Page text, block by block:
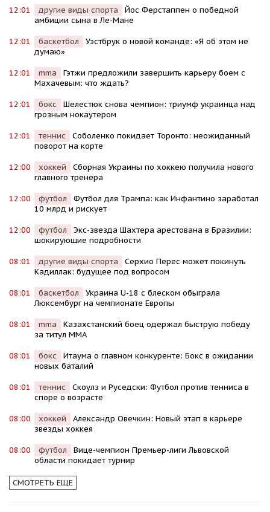
12:01 другие виды спорта
Йос Ферстаппен о победной
амбиции сына в Ле-Мане
12:01 баскетбол
Уэстбрук о новой команде: «Я об этом не
думаю»
12:01 mma
Гэтжи предложили завершить карьеру боем с
Махачевым: что ждать?
12:01 бокс
Шелестюк снова чемпион: триумф украинца над
грозным нокаутером
12:01 теннис
Соболенко покидает Торонто: неожиданный
поворот на корте
12:00 хоккей
Сборная Украины по хоккею получила нового
главного тренера
12:00 футбол
Футбол для Трампа: как Инфантино заработал
10 млрд и рискует
12:00 футбол
Экс-звезда Шахтера арестована в Бразилии:
шокирующие подробности
08:01 другие виды спорта
Серхио Перес может покинуть
Кадиллак: будущее под вопросом
08:01 баскетбол
Украина U-18 с блеском обыграла
Люксембург на чемпионате Европы
08:01 mma
Казахстанский боец одержал быструю победу
за титул MMA
08:01 бокс
Итаума о главном конкуренте: Бокс в ожидании
новых баталий
08:01 теннис
Скоулз и Руседски: Футбол против тенниса в
споре о возрасте
08:00 хоккей
Александр Овечкин: Новый этап в карьере
звезды хоккея
08:00 футбол
Вице-чемпион Премьер-лиги Львовской
области покидает турнир
СМОТРЕТЬ ЕЩЕ